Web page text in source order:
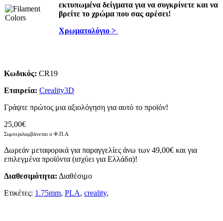
εκτυπωμένα δείγματα για να συγκρίνετε και να
βρείτε το χρώμα που σας αρέσει!
Χρωματολόγιο >
Κωδικός: CR19
Εταιρεία: Creality3D
Γράψτε πρώτος μια αξιολόγηση για αυτό το προϊόν!
25,00€
Συμπεριλαμβάνεται ο Φ.Π.Α
Δωρεάν μεταφορικά για παραγγελίες άνω των 49,00€ και για
επιλεγμένα προϊόντα (ισχύει για Ελλάδα)!
Διαθεσιμότητα: Διαθέσιμο
Ετικέτες: 1.75mm, PLA, creality,